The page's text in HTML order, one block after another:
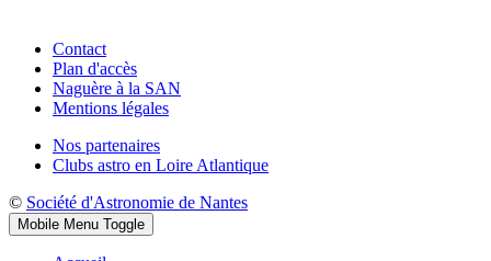
Contact
Plan d'accès
Naguère à la SAN
Mentions légales
Nos partenaires
Clubs astro en Loire Atlantique
© Société d'Astronomie de Nantes
Mobile Menu Toggle